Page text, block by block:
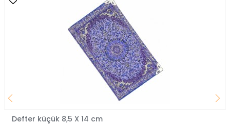
Defter küçük 8,5 X 14 cm